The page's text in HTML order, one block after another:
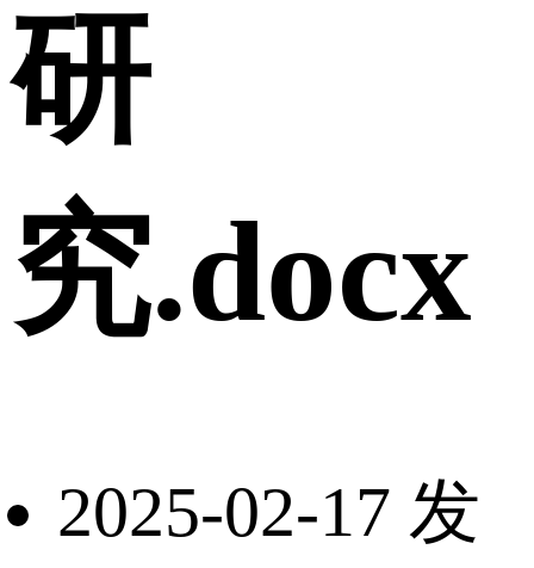
研
究.docx
2025-02-17 发